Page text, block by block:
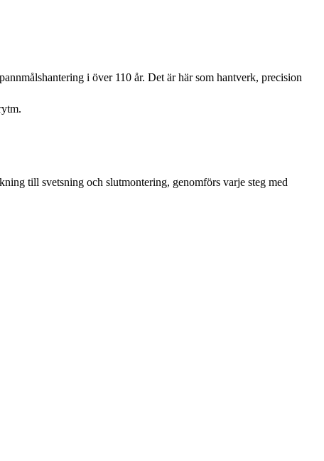
i över 110 år. Det är här som hantverk, precision
till svetsning och slutmontering, genomförs varje steg med